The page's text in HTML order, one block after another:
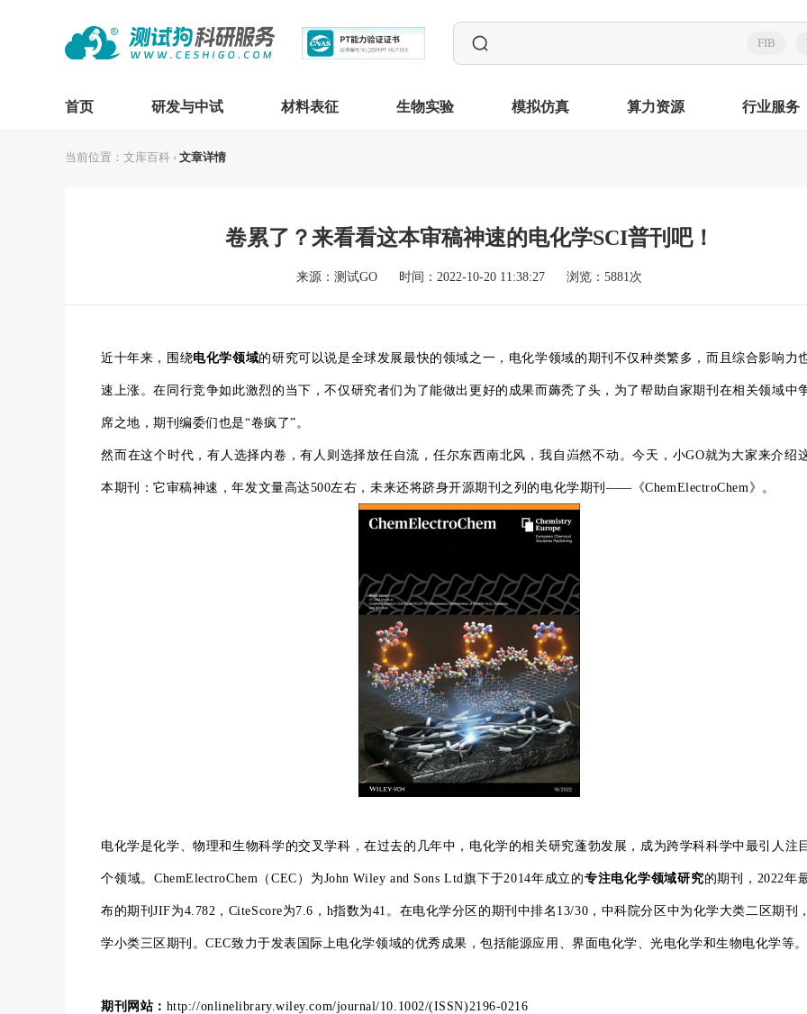
FIB
首页 研发与中试 材料表征 生物实验 模拟仿真 算力资源 行业服务
当前位置： 文库百科 › 文章详情
卷累了？来看看这本审稿神速的电化学SCI普刊吧！
来源：测试GO 时间：2022-10-20 11:38:27 浏览：5881次
近十年来，围绕电化学领域的研究可以说是全球发展最快的领域之一，电化学领域的期刊不仅种类繁多，而且综合影响力
速上涨。在同行竞争如此激烈的当下，不仅研究者们为了能做出更好的成果而薅秃了头，为了帮助自家期刊在相关领域中
席之地，期刊编委们也是“卷疯了”。
然而在这个时代，有人选择内卷，有人则选择放任自流，任尔东西南北风，我自岿然不动。今天，小GO就为大家来介绍
本期刊：它审稿神速，年发文量高达500左右，未来还将跻身开源期刊之列的电化学期刊——《ChemElectroChem》。
电化学是化学、物理和生物科学的交叉学科，在过去的几年中，电化学的相关研究蓬勃发展，成为跨学科科学中最引人注
个领域。ChemElectroChem（CEC）为John Wiley and Sons Ltd旗下于2014年成立的专注电化学领域研究的期刊，2022年
布的期刊JIF为4.782，CiteScore为7.6，h指数为41。在电化学分区的期刊中排名13/30，中科院分区中为化学大类二区期刊
学小类三区期刊。CEC致力于发表国际上电化学领域的优秀成果，包括能源应用、界面电化学、光电化学和生物电化学等。
期刊网站： http://onlinelibrary.wiley.com/journal/10.1002/(ISSN)2196-0216